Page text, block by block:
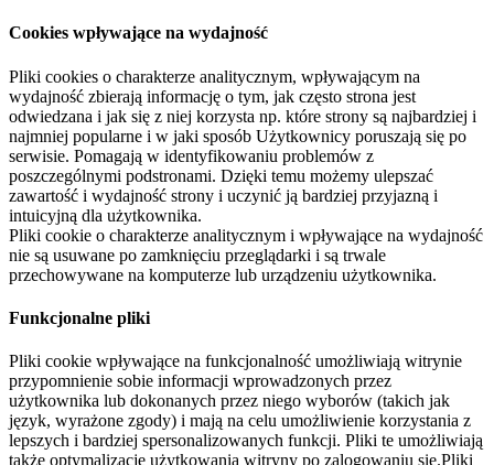
Cookies wpływające na wydajność
Pliki cookies o charakterze analitycznym, wpływającym na
wydajność zbierają informację o tym, jak często strona jest
odwiedzana i jak się z niej korzysta np. które strony są najbardziej i
najmniej popularne i w jaki sposób Użytkownicy poruszają się po
serwisie. Pomagają w identyfikowaniu problemów z
poszczególnymi podstronami. Dzięki temu możemy ulepszać
zawartość i wydajność strony i uczynić ją bardziej przyjazną i
intuicyjną dla użytkownika.
Pliki cookie o charakterze analitycznym i wpływające na wydajność
nie są usuwane po zamknięciu przeglądarki i są trwale
przechowywane na komputerze lub urządzeniu użytkownika.
Funkcjonalne pliki
Pliki cookie wpływające na funkcjonalność umożliwiają witrynie
przypomnienie sobie informacji wprowadzonych przez
użytkownika lub dokonanych przez niego wyborów (takich jak
język, wyrażone zgody) i mają na celu umożliwienie korzystania z
lepszych i bardziej spersonalizowanych funkcji. Pliki te umożliwiają
także optymalizację użytkowania witryny po zalogowaniu się.Pliki